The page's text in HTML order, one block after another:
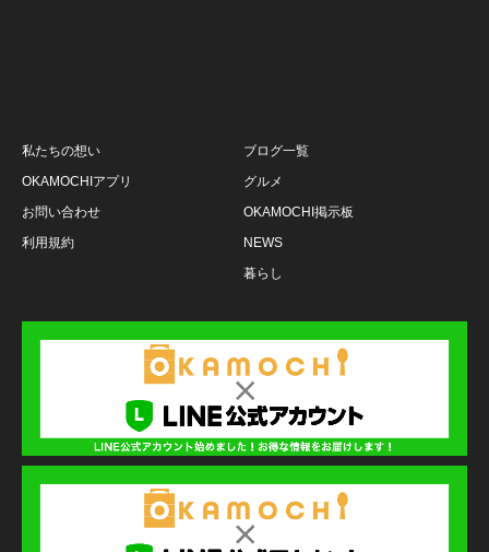
私たちの想い
OKAMOCHIアプリ
お問い合わせ
利用規約
ブログ一覧
グルメ
OKAMOCHI掲示板
NEWS
暮らし